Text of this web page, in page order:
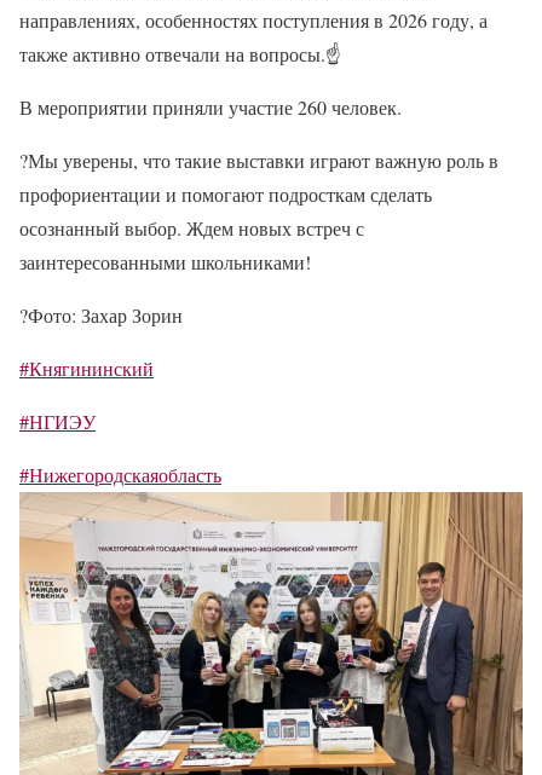
направлениях, особенностях поступления в 2026 году, а
также активно отвечали на вопросы.☝
В мероприятии приняли участие 260 человек.
?Мы уверены, что такие выставки играют важную роль в
профориентации и помогают подросткам сделать
осознанный выбор. Ждем новых встреч с
заинтересованными школьниками!
?Фото: Захар Зорин
#Княгининский
#НГИЭУ
#Нижегородскаяобласть